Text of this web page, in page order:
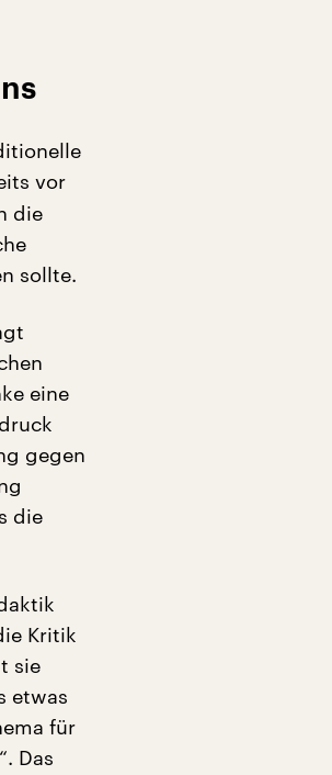
vor
die
sollte.
eine
gegen
die
Kritik
sie
etwas
für
Das